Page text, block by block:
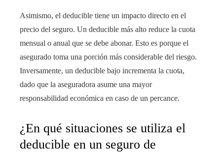
Asimismo, el deducible tiene un impacto directo en el
precio del seguro. Un deducible más alto reduce la cuota
mensual o anual que se debe abonar. Esto es porque el
asegurado toma una porción más considerable del riesgo.
Inversamente, un deducible bajo incrementa la cuota,
dado que la aseguradora asume una mayor
responsabilidad económica en caso de un percance.
¿En qué situaciones se utiliza el
deducible en un seguro de